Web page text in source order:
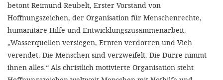
betont Reimund Reubelt, Erster Vorstand von
Hoffnungszeichen, der Organisation für Menschenrechte,
humanitäre Hilfe und Entwicklungszusammenarbeit.
„Wasserquellen versiegen, Ernten verdorren und Vieh
verendet. Die Menschen sind verzweifelt. Die Dürre nimmt
ihnen alles.“ Als christlich motivierte Organisation steht